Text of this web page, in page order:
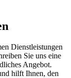
Dienstleistungen
Sie uns eine
Angebot.
hilft Ihnen, den